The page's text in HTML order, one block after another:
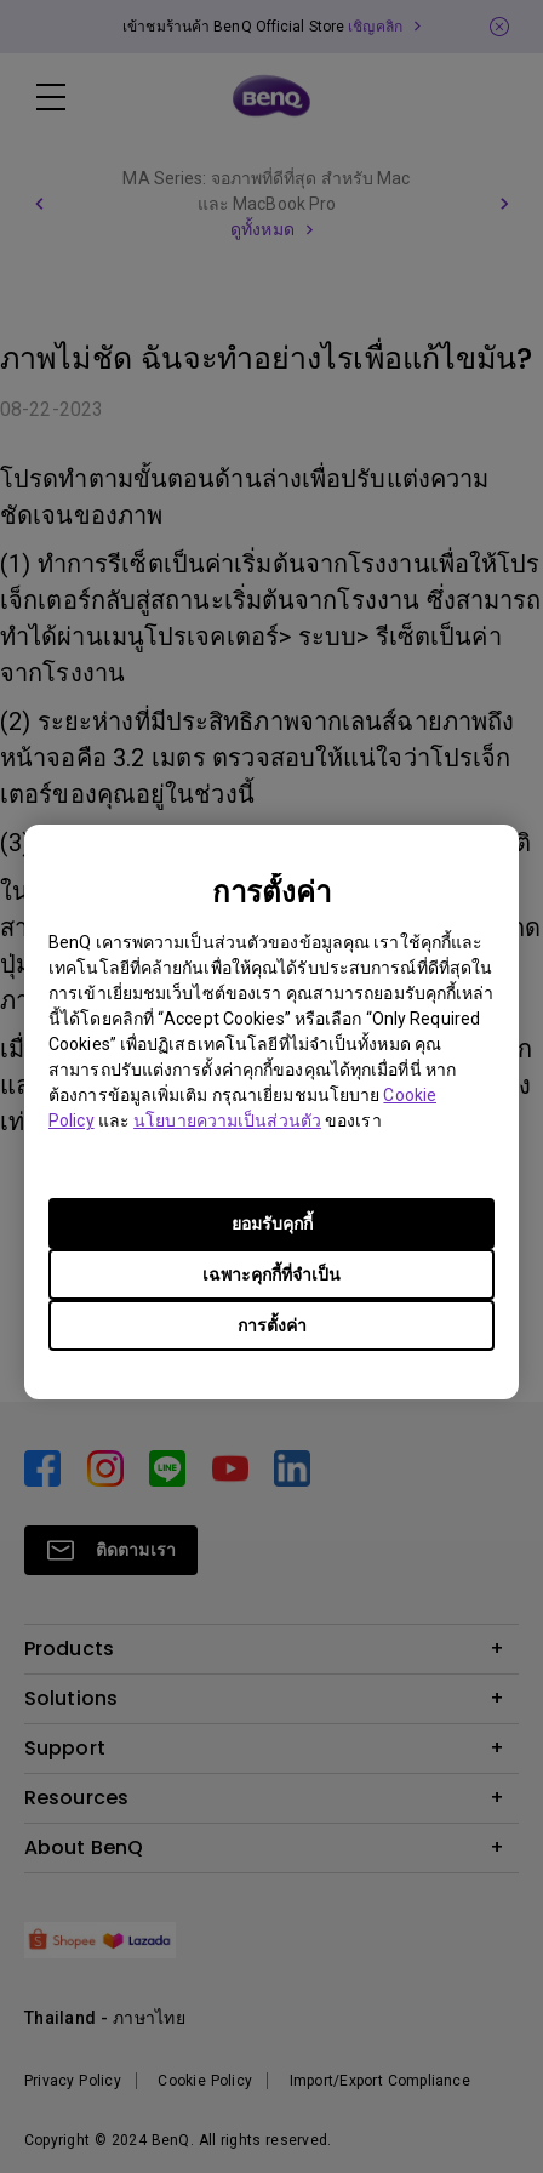
การตั้งค่า
BenQ เคารพความเป็นส่วนตัวของข้อมูลคุณ เราใช้คุกกี้และ
เทคโนโลยีที่คล้ายกันเพื่อให้คุณได้รับประสบการณ์ที่ดีที่สุดใน
การเข้าเยี่ยมชมเว็บไซต์ของเรา คุณสามารถยอมรับคุกกี้เหล่า
นี้ได้โดยคลิกที่ “Accept Cookies” หรือเลือก “Only Required
Cookies” เพื่อปฏิเสธเทคโนโลยีที่ไม่จำเป็นทั้งหมด คุณ
สามารถปรับแต่งการตั้งค่าคุกกี้ของคุณได้ทุกเมื่อที่นี่ หาก
ต้องการข้อมูลเพิ่มเติม กรุณาเยี่ยมชมนโยบายCookie
Policyและนโยบายความเป็นส่วนตัว ของเรา
การตั้งค่า
เฉพาะคุกกี้ที่จำเป็น
ยอมรับคุกกี้
เข้าชมร้านค้า BenQ Official Store เชิญคลิก
MA Series: จอภาพที่ดีที่สุด สำหรับ Mac
และ MacBook Pro
ดูทั้งหมด
ภาพไม่ชัด ฉันจะทำอย่างไรเพื่อแก้ไขมัน?
08-22-2023
โปรดทำตามขั้นตอนด้านล่างเพื่อปรับแต่งความ
ชัดเจนของภาพ
(1) ทำการรีเซ็ตเป็นค่าเริ่มต้นจากโรงงานเพื่อให้โปร
เจ็กเตอร์กลับสู่สถานะเริ่มต้นจากโรงงาน ซึ่งสามารถ
ทำได้ผ่านเมนูโปรเจคเตอร์> ระบบ> รีเซ็ตเป็นค่า
จากโรงงาน
(2) ระยะห่างที่มีประสิทธิภาพจากเลนส์ฉายภาพถึง
หน้าจอคือ 3.2 เมตร ตรวจสอบให้แน่ใจว่าโปรเจ็ก
เตอร์ของคุณอยู่ในช่วงนี้
(3) โปรเจ็กเตอร์ทำการโฟกัสอัตโนมัติโดยอัตโนมัติ
ในกรณีที่คุณยังรู้สึกว่าภาพไม่ชัดเจนเพียงพอ คุณ
สามารถปรับแต่งความชัดเจนของภาพได้โดยการกด
ปุ่มโฟกัสบนรีโมทคอนโทรล โปรเจ็กเตอร์จะโฟกัส
ภาพอีกครั้ง
เมื่อโฟกัสเสร็จแล้ว ให้กดกลับ การตั้งค่าจะถูกบันทึก
และนำไปใช้ทุกครั้งที่วางโปรเจ็กเตอร์ไว้ที่ระยะห่าง
เท่ากันจากโฟกัสหน้าจอ
ข้อมูลเหล่านี้เป็นประโยชน์หรือไม่?
ติดตามเรา
Products
โปรเจคเตอร์
โคมไฟ
Solutions
BenQ AQCOLOR Technology
สำหรับภาคธุรกิจ
Support
ติดต่อเรา
ศูนย์บริการ
Resources
คำนวณระยะทางฉายโปรเจคเตอร์
About BenQ
Lazada Official Store
Copyright © 2024 BenQ. All rights reserved.
Privacy Policy Cookie Policy Import/Export Compliance
Thailand - ภาษาไทย